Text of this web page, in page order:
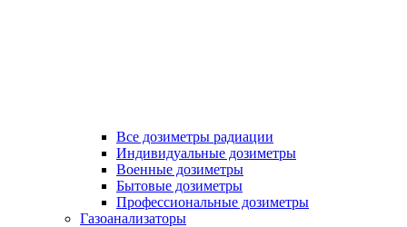
Все дозиметры радиации
Индивидуальные дозиметры
Военные дозиметры
Бытовые дозиметры
Профессиональные дозиметры
Газоанализаторы